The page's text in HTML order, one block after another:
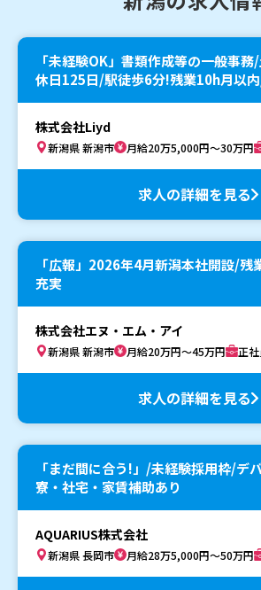
「未経験OK」書類作成等の一般事
休日125日/駅徒歩6分!残業10h月以
株式会社Liyd
新潟県 新潟市 月給20万5,000円～30万円
求人の詳細を見る
「広報」2026年4月新潟本社開設/
充実
株式会社エヌ・エム・アイ
新潟県 新潟市 月給20万円～45万円 正
求人の詳細を見る
「まだ間に合う!」/未経験採用枠/デ
寮・社宅・家賃補助あり
AQUARIUS株式会社
新潟県 長岡市 月給28万5,000円～50万円